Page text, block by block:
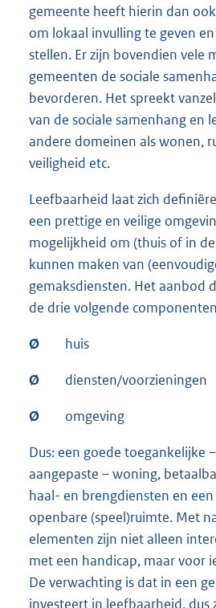
gemeente heeft hierin dan
om lokaal invulling te geven
stellen. Er zijn bovendien vele
gemeenten de sociale
bevorderen. Het spreekt
van de sociale samenhang en
andere domeinen als wonen,
veiligheid etc.
Leefbaarheid laat zich
een prettige en veilige
mogelijkheid om (thuis of in
kunnen maken van
gemaksdiensten. Het aanbod
de drie volgende
Ø huis
Ø diensten/voorzieningen
Ø omgeving
Dus: een goede toegankelijke
aangepaste – woning,
haal- en brengdiensten en
openbare (speel)ruimte. Met
elementen zijn niet alleen
met een handicap, maar voor
De verwachting is dat in een
investeert in leefbaarheid, dus